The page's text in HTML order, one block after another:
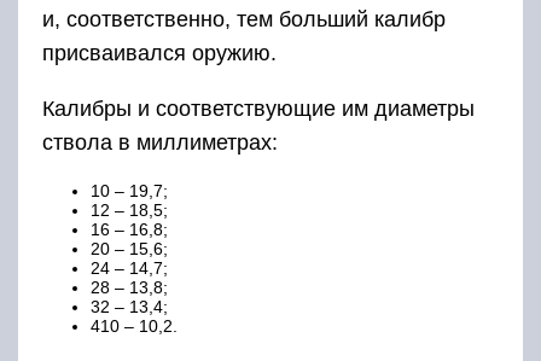
и, соответственно, тем больший калибр
присваивался оружию.
Калибры и соответствующие им диаметры
ствола в миллиметрах:
10 – 19,7;
12 – 18,5;
16 – 16,8;
20 – 15,6;
24 – 14,7;
28 – 13,8;
32 – 13,4;
410 – 10,2.